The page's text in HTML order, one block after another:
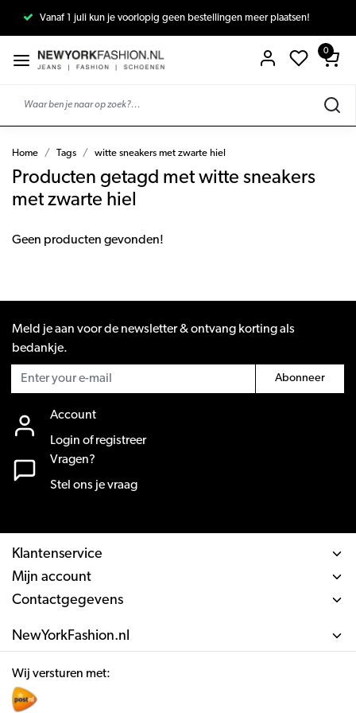
Vanaf 1 juli kun je voorlopig geen bestellingen meer plaatsen!
0
Home Tags witte sneakers met zwarte hiel
Producten getagd met witte sneakers
met zwarte hiel
Geen producten gevonden!
Meld je aan voor de newsletter & ontvang korting als
bedankje.
Abonneer
Account
Login of registreer
Vragen?
Stel ons je vraag
Klantenservice
Mijn account
Contactgegevens
NewYorkFashion.nl
Wij versturen met: